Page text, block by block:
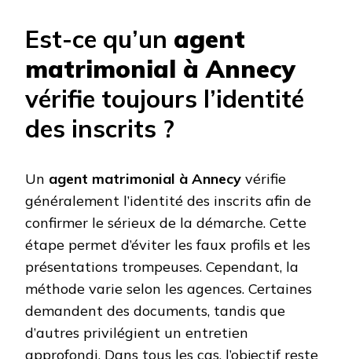
Est-ce qu’un agent
matrimonial à Annecy
vérifie toujours l’identité
des inscrits ?
Un agent matrimonial à Annecy vérifie
généralement l’identité des inscrits afin de
confirmer le sérieux de la démarche. Cette
étape permet d’éviter les faux profils et les
présentations trompeuses. Cependant, la
méthode varie selon les agences. Certaines
demandent des documents, tandis que
d’autres privilégient un entretien
approfondi. Dans tous les cas, l’objectif reste